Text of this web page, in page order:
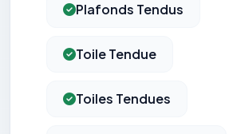
Plafonds Tendus
Toile Tendue
Toiles Tendues